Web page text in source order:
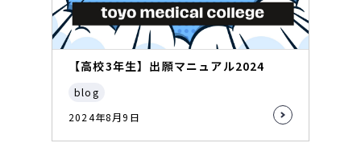
【高校3年生】出願マニュアル2024
blog
2024年8月9日